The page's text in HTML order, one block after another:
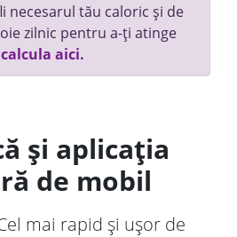
necesarul tău caloric și de
zilnic pentru a-ți atinge
aici.
și aplicația
de mobil
mai rapid și ușor de